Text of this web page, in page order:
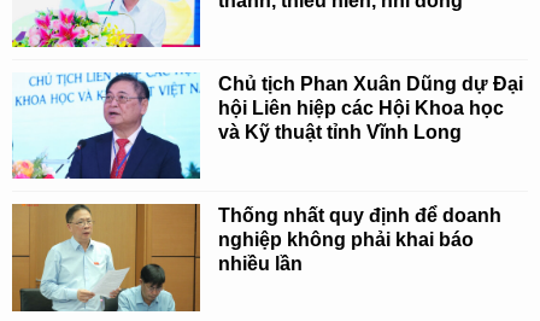
Chủ tịch Phan Xuân Dũng dự Đại
hội Liên hiệp các Hội Khoa học
và Kỹ thuật tỉnh Vĩnh Long
Thống nhất quy định để doanh
nghiệp không phải khai báo
nhiều lần